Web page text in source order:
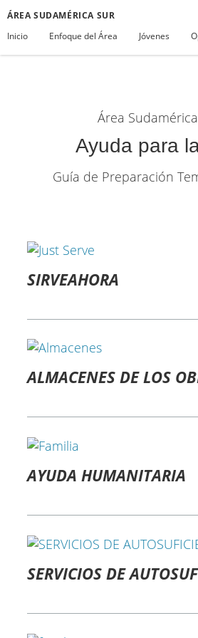
ÁREA SUDAMÉRICA SUR
Inicio
Enfoque del Área Jóvenes
Área
Ayuda para
Guía de Preparación
SIRVEAHORA
ALMACENES DE LOS
AYUDA HUMANITARIA
SERVICIOS DE